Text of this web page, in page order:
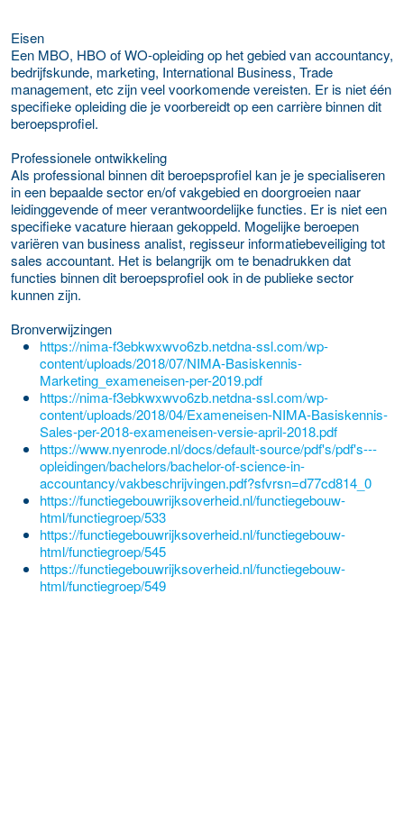
Eisen
Een MBO, HBO of WO-opleiding op het gebied van accountancy,
bedrijfskunde, marketing, International Business, Trade
management, etc zijn veel voorkomende vereisten. Er is niet één
specifieke opleiding die je voorbereidt op een carrière binnen dit
beroepsprofiel.
Professionele ontwikkeling
Als professional binnen dit beroepsprofiel kan je je specialiseren
in een bepaalde sector en/of vakgebied en doorgroeien naar
leidinggevende of meer verantwoordelijke functies. Er is niet een
specifieke vacature hieraan gekoppeld. Mogelijke beroepen
variëren van business analist, regisseur informatiebeveiliging tot
sales accountant. Het is belangrijk om te benadrukken dat
functies binnen dit beroepsprofiel ook in de publieke sector
kunnen zijn.
Bronverwijzingen
https://nima-f3ebkwxwvo6zb.netdna-ssl.com/wp-
content/uploads/2018/07/NIMA-Basiskennis-
Marketing_exameneisen-per-2019.pdf
https://nima-f3ebkwxwvo6zb.netdna-ssl.com/wp-
content/uploads/2018/04/Exameneisen-NIMA-Basiskennis-
Sales-per-2018-exameneisen-versie-april-2018.pdf
https://www.nyenrode.nl/docs/default-source/pdf's/pdf's---
opleidingen/bachelors/bachelor-of-science-in-
accountancy/vakbeschrijvingen.pdf?sfvrsn=d77cd814_0
https://functiegebouwrijksoverheid.nl/functiegebouw-
html/functiegroep/533
https://functiegebouwrijksoverheid.nl/functiegebouw-
html/functiegroep/545
https://functiegebouwrijksoverheid.nl/functiegebouw-
html/functiegroep/549